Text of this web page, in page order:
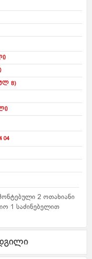
8)
04
2 ოთახიანი
1 საძინებელით